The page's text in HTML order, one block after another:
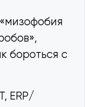
«мизофобия
бороться с
ERP/